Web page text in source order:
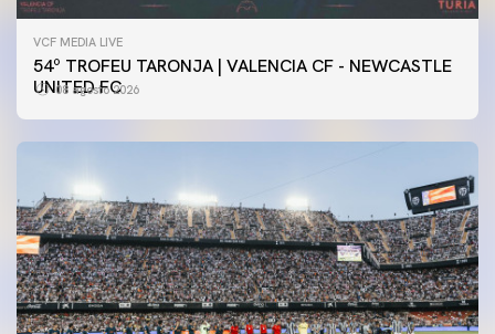
VCF MEDIA LIVE
54º TROFEU TARONJA | VALENCIA CF - NEWCASTLE
UNITED FC
08 agosto 2026